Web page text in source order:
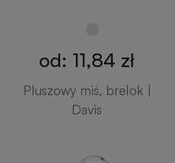
od: 11,84 zł
Pluszowy miś, brelok |
Davis